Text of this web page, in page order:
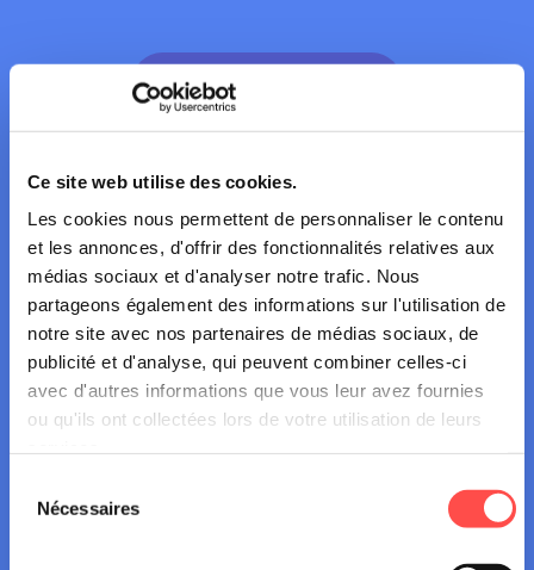
Ce site web utilise des cookies.
Les cookies nous permettent de personnaliser le contenu
et les annonces, d'offrir des fonctionnalités relatives aux
médias sociaux et d'analyser notre trafic. Nous
partageons également des informations sur l'utilisation de
notre site avec nos partenaires de médias sociaux, de
publicité et d'analyse, qui peuvent combiner celles-ci
avec d'autres informations que vous leur avez fournies
ou qu'ils ont collectées lors de votre utilisation de leurs
Nécessaires
QUIZ DISTRACTION